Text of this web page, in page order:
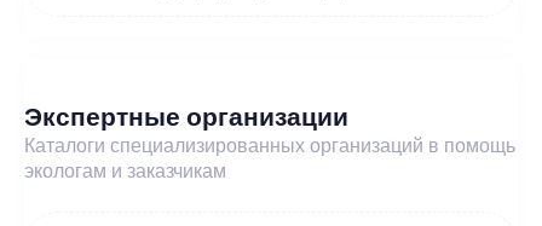
Экспертные организации
Каталоги специализированных организаций в помощь
экологам и заказчикам